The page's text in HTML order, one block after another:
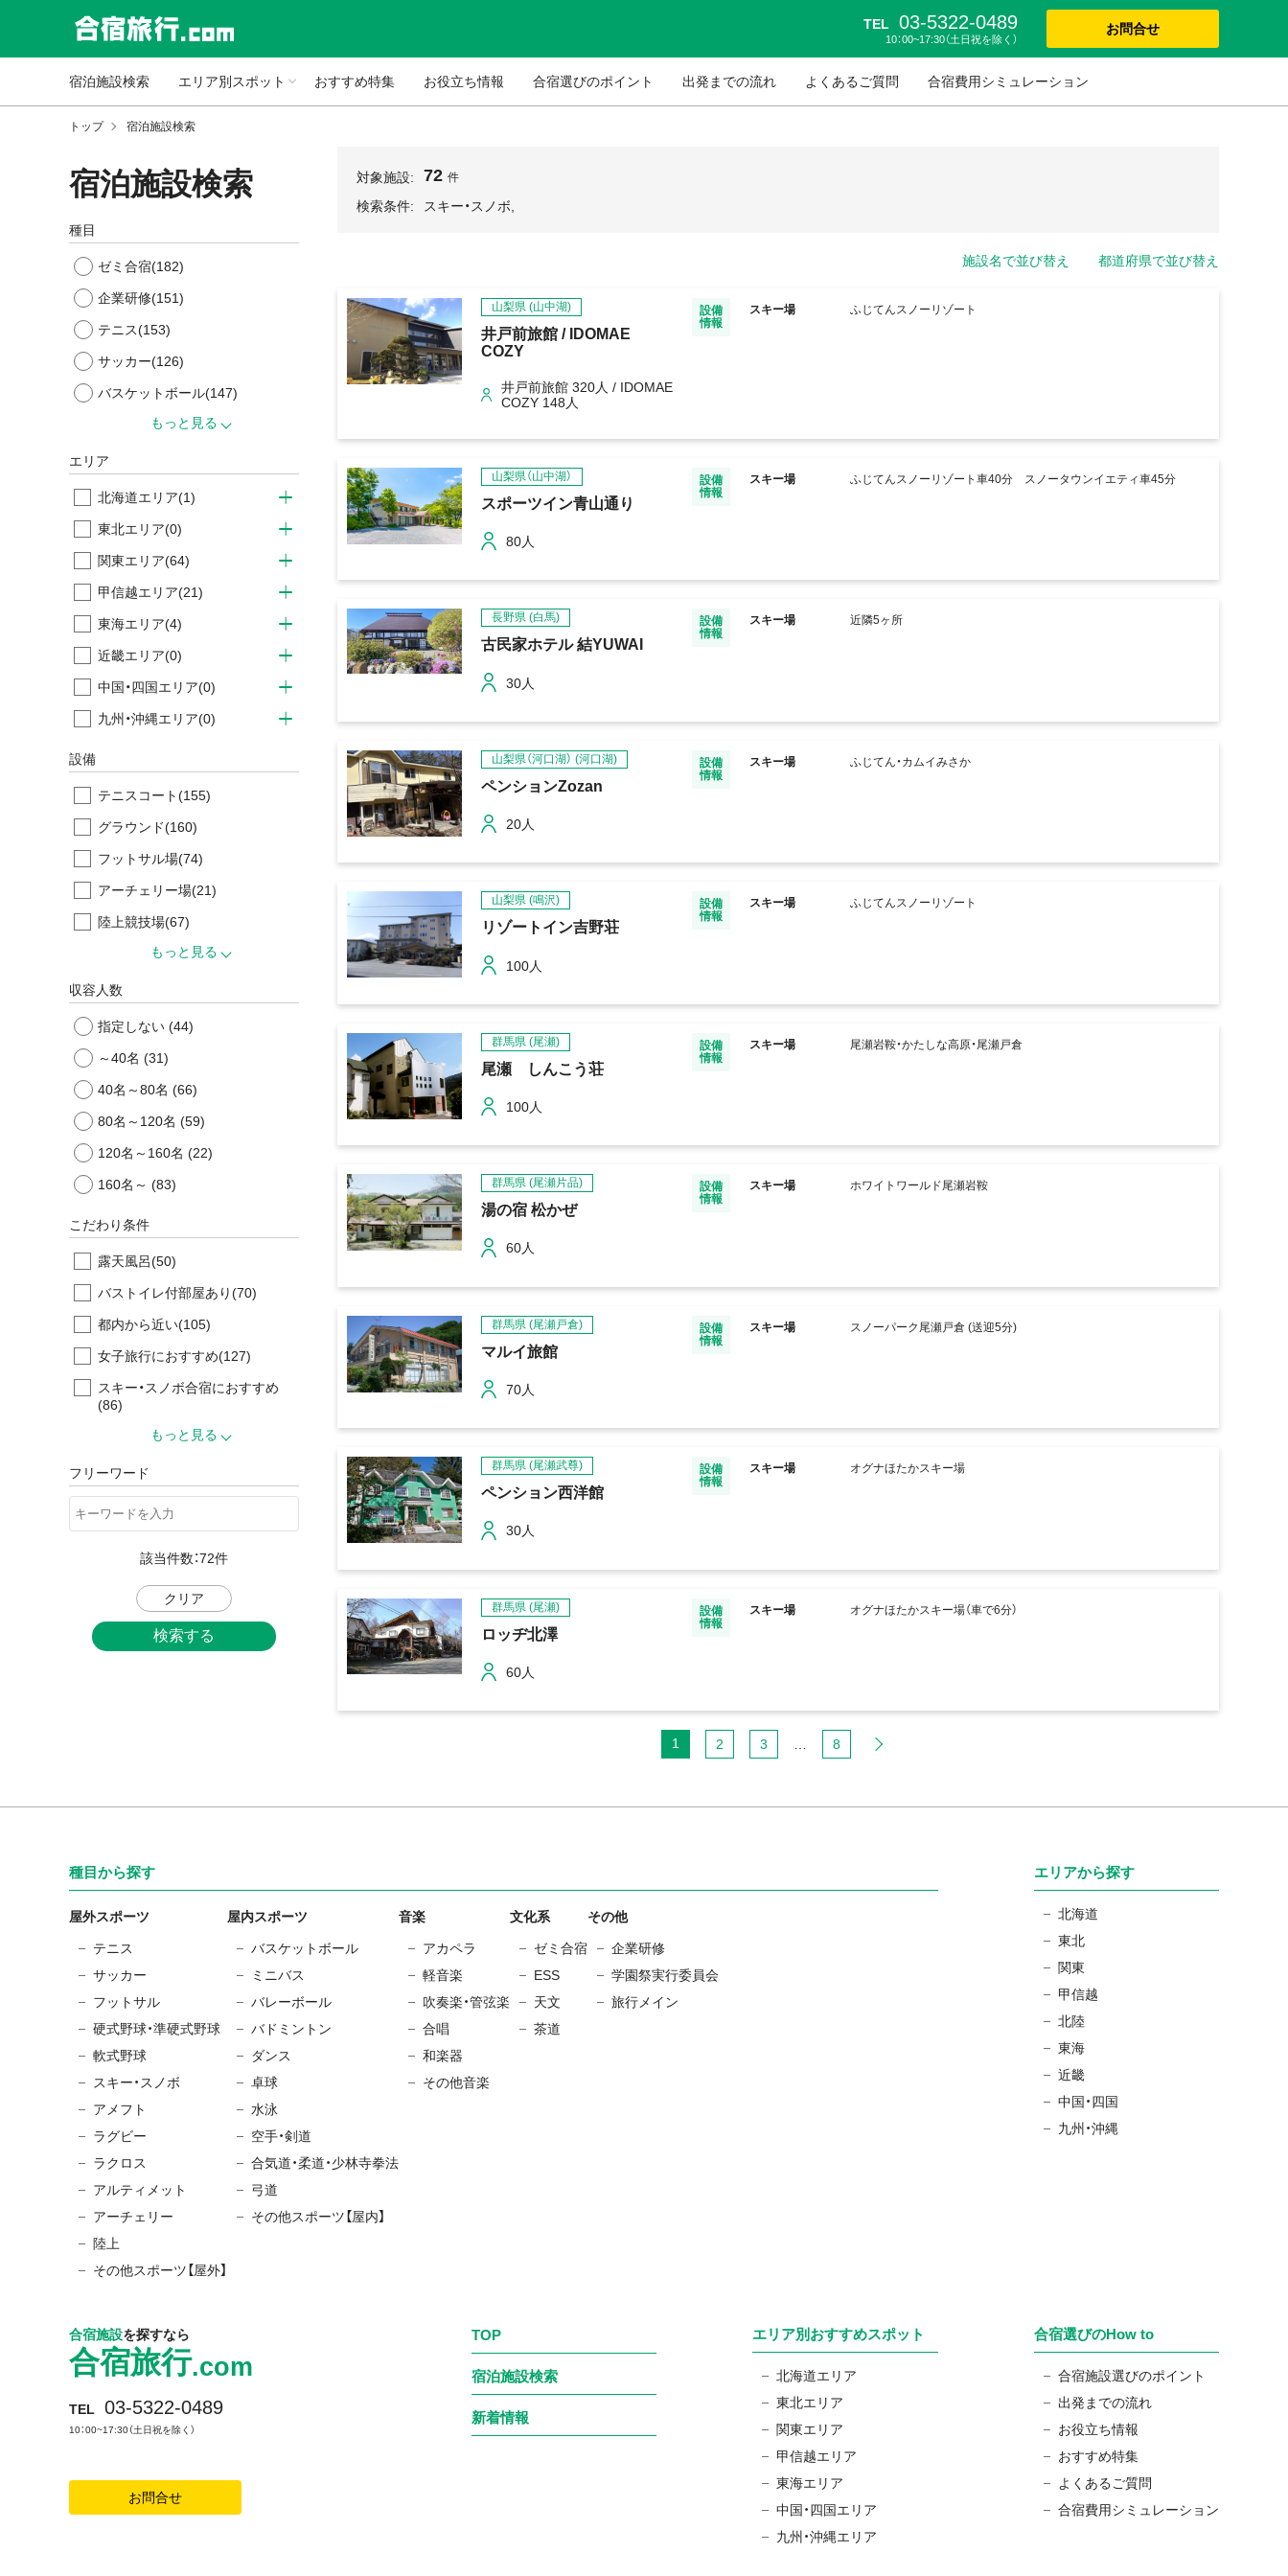
TEL 03-5322-0489
10：00~17:30（土日祝を除く）
お問合せ
宿泊施設検索 エリア別スポット おすすめ特集 お役立ち情報 合宿選びのポイント 出発までの流れ よくあるご質問 合宿費用シミュレーション
トップ 宿泊施設検索
宿泊施設検索
種目
ゼミ合宿(182)
企業研修(151)
テニス(153)
サッカー(126)
バスケットボール(147)
もっと見る
エリア
北海道エリア(1)
東北エリア(0)
関東エリア(64)
甲信越エリア(21)
東海エリア(4)
近畿エリア(0)
中国・四国エリア(0)
九州・沖縄エリア(0)
設備
テニスコート(155)
グラウンド(160)
フットサル場(74)
アーチェリー場(21)
陸上競技場(67)
もっと見る
収容人数
指定しない (44)
～40名 (31)
40名～80名 (66)
80名～120名 (59)
120名～160名 (22)
160名～ (83)
こだわり条件
露天風呂(50)
バストイレ付部屋あり(70)
都内から近い(105)
女子旅行におすすめ(127)
スキー・スノボ合宿におすすめ
(86)
もっと見る
フリーワード
該当件数：72件
クリア
対象施設: 72 件
検索条件: スキー・スノボ,
施設名で並び替え 都道府県で並び替え
山梨県 (山中湖)
井戸前旅館 / IDOMAE
COZY
井戸前旅館 320人 / IDOMAE
COZY 148人
設備
情報
スキー場 ふじてんスノーリゾート
山梨県（山中湖）
スポーツイン青山通り
80人
設備
情報
スキー場 ふじてんスノーリゾート車40分 スノータウンイエティ車45分
長野県 (白馬)
古民家ホテル 結YUWAI
30人
設備
情報
スキー場 近隣5ヶ所
山梨県（河口湖） (河口湖)
ペンションZozan
20人
設備
情報
スキー場 ふじてん・カムイみさか
山梨県 (鳴沢)
リゾートイン吉野荘
100人
設備
情報
スキー場 ふじてんスノーリゾート
群馬県 (尾瀬)
尾瀬 しんこう荘
100人
設備
情報
スキー場 尾瀬岩鞍・かたしな高原・尾瀬戸倉
群馬県 (尾瀬片品)
湯の宿 松かぜ
60人
設備
情報
スキー場 ホワイトワールド尾瀬岩鞍
群馬県 (尾瀬戸倉)
マルイ旅館
70人
設備
情報
スキー場 スノーパーク尾瀬戸倉 (送迎5分)
群馬県 (尾瀬武尊)
ペンション西洋館
30人
設備
情報
スキー場 オグナほたかスキー場
群馬県 (尾瀬)
ロッヂ北澤
60人
設備
情報
スキー場 オグナほたかスキー場（車で6分）
1 2 3 8
合宿施設を探すなら
合宿旅行.com
TEL 03-5322-0489
10：00~17:30（土日祝を除く）
お問合せ
TOP
宿泊施設検索
新着情報
種目から探す
屋外スポーツ
テニス
サッカー
フットサル
硬式野球・準硬式野球
軟式野球
スキー・スノボ
アメフト
ラグビー
ラクロス
アルティメット
アーチェリー
陸上
その他スポーツ【屋外】
屋内スポーツ
バスケットボール
ミニバス
バレーボール
バドミントン
ダンス
卓球
水泳
空手・剣道
合気道・柔道・少林寺拳法
弓道
その他スポーツ【屋内】
音楽
アカペラ
軽音楽
吹奏楽・管弦楽
合唱
和楽器
その他音楽
文化系
ゼミ合宿
ESS
天文
茶道
その他
企業研修
学園祭実行委員会
旅行メイン
エリアから探す
北海道
東北
関東
甲信越
北陸
東海
近畿
中国・四国
九州・沖縄
エリア別おすすめスポット
北海道エリア
東北エリア
関東エリア
甲信越エリア
東海エリア
中国・四国エリア
九州・沖縄エリア
合宿選びのHow to
合宿施設選びのポイント
出発までの流れ
お役立ち情報
おすすめ特集
よくあるご質問
合宿費用シミュレーション